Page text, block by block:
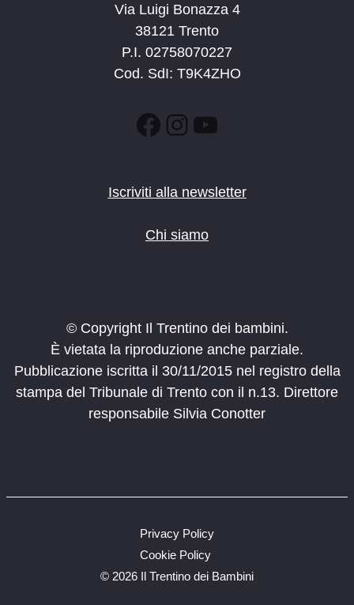
Via Luigi Bonazza 4
38121 Trento
P.I. 02758070227
Cod. SdI: T9K4ZHO
Facebook
Instagram
YouTube
Iscriviti alla newsletter
Chi siamo
© Copyright Il Trentino dei bambini.
È vietata la riproduzione anche parziale.
Pubblicazione iscritta il 30/11/2015 nel registro della
stampa del Tribunale di Trento con il n.13. Direttore
responsabile Silvia Conotter
© 2026 Il Trentino dei Bambini
Privacy Policy
Cookie Policy